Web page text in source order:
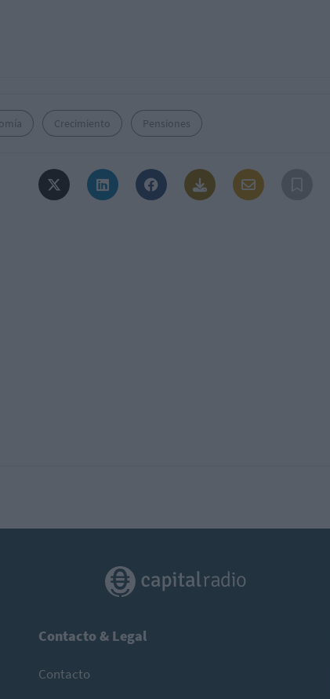
Crecimiento Pensiones
Contacto & Legal
Contacto